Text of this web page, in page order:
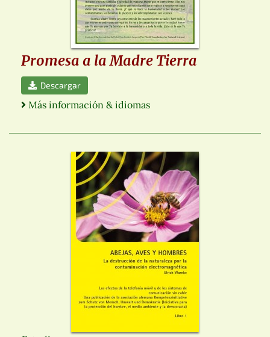
Promesa a la Madre Tierra
Descargar
Más información & idiomas